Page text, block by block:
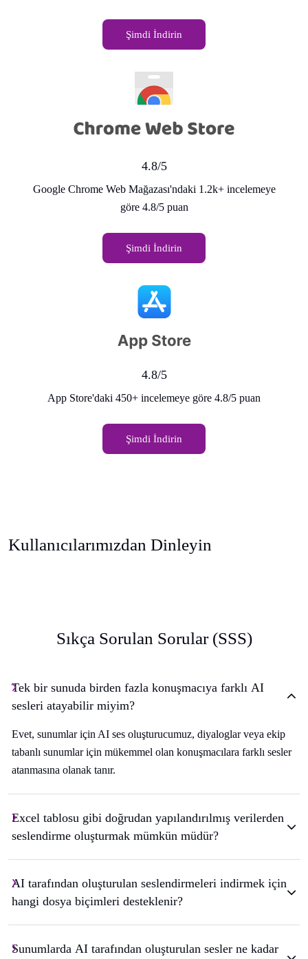
Şimdi İndirin
4.8/5
Google Chrome Web Mağazası'ndaki 1.2k+ incelemeye
göre 4.8/5 puan
Şimdi İndirin
4.8/5
App Store'daki 450+ incelemeye göre 4.8/5 puan
Şimdi İndirin
Kullanıcılarımızdan Dinleyin
Sıkça Sorulan Sorular (SSS)
Tek bir sunuda birden fazla konuşmacıya farklı AI
sesleri atayabilir miyim?
Evet, sunumlar için AI ses oluşturucumuz, diyaloglar veya ekip
tabanlı sunumlar için mükemmel olan konuşmacılara farklı sesler
atanmasına olanak tanır.
Excel tablosu gibi doğrudan yapılandırılmış verilerden
seslendirme oluşturmak mümkün müdür?
AI tarafından oluşturulan seslendirmeleri indirmek için
hangi dosya biçimleri desteklenir?
Sunumlarda AI tarafından oluşturulan sesler ne kadar